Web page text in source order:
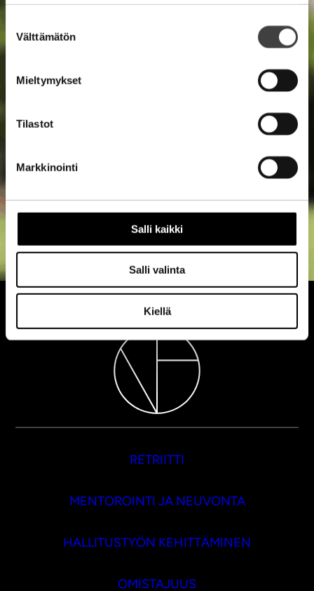
valinta
Välttämätön
Mieltymykset
Tilastot
Markkinointi
Salli kaikki
Salli valinta
Kiellä
RETRIITTI
MENTOROINTI JA NEUVONTA
HALLITUSTYÖN KEHITTÄMINEN
OMISTAJUUS